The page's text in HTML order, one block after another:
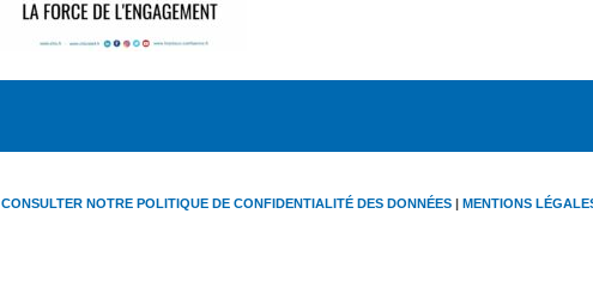
CONSULTER NOTRE POLITIQUE DE CONFIDENTIALITÉ DES DONNÉES | MENTIONS